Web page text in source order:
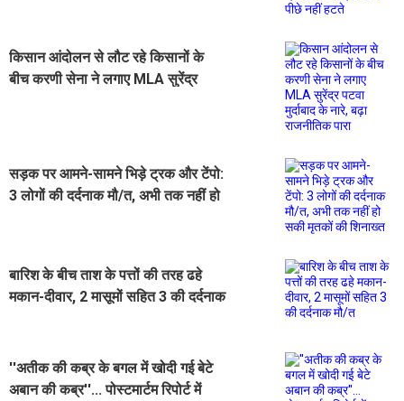
किसान आंदोलन से लौट रहे किसानों के
बीच करणी सेना ने लगाए MLA सुरेंद्र
सड़क पर आमने-सामने भिड़े ट्रक और टेंपो:
3 लोगों की दर्दनाक मौ/त, अभी तक नहीं हो
बारिश के बीच ताश के पत्तों की तरह ढहे
मकान-दीवार, 2 मासूमों सहित 3 की दर्दनाक
''अतीक की कब्र के बगल में खोदी गई बेटे
अबान की कब्र''... पोस्टमार्टम रिपोर्ट में